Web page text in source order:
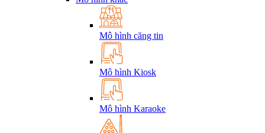
Mô hình căng tin
Mô hình Kiosk
Mô hình Karaoke